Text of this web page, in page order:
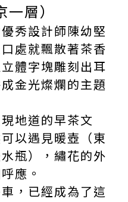
層）
秀設計師陳幼堅
處就飄散著茶香
體字塊雕刻出耳
金光燦爛的主題
地道的早茶文
以遇見暖壺（東
瓶），繡花的外
應。
，已經成為了這